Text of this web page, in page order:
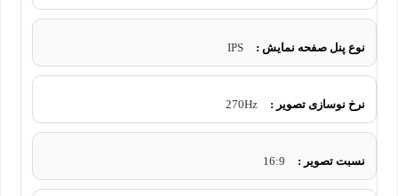
نوع پنل صفحه نمایش : IPS
نرخ نوسازی تصویر : 270Hz
نسبت تصویر : 16:9